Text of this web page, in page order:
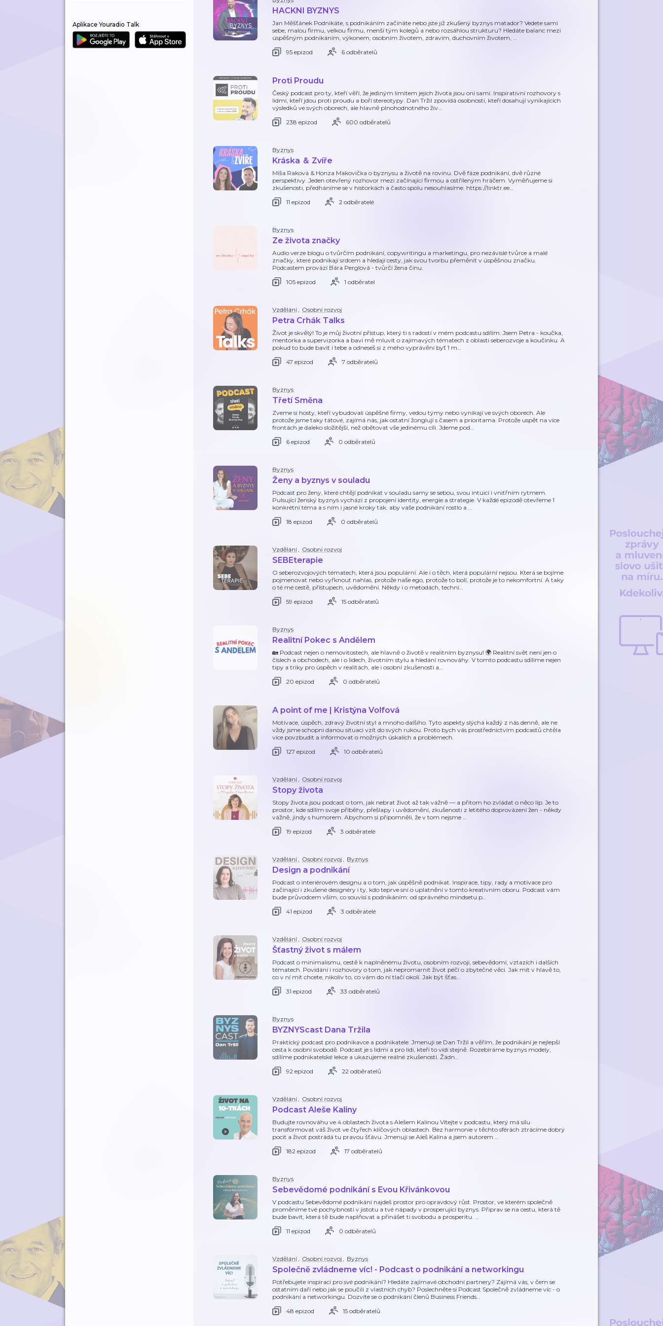
Aplikace Youradio Talk
HACKNI BYZNYS
Jan Měšťánek Podnikáte, s podnikáním začínáte nebo jste již zkušený byznys matador? Vedete sami
sebe, malou firmu, velkou firmu, menší tým kolegů a nebo rozsáhlou strukturu? Hledáte balanc mezi
úspěšným podnikáním, výkonem, osobním životem, zdravím, duchovním životem, …
95 epizod
6 odběratelů
Proti Proudu
Český podcast pro ty, kteří věří, že jediným limitem jejich života jsou oni sami. Inspirativní rozhovory s
lidmi, kteří jdou proti proudu a boří stereotypy. Dan Tržil zpovídá osobnosti, kteří dosahují vynikajících
výsledků ve svých oborech, ale hlavně plnohodnotného živ…
238 epizod
600 odběratelů
Byznys
Kráska ＆ Zvíře
Míša Raková & Honza Makovička o byznysu a životě na rovinu. Dvě fáze podnikání, dvě různé
perspektivy. Jeden otevřený rozhovor mezi začínající firmou a ostříleným hráčem. Vyměňujeme si
zkušenosti, předháníme se v historkách a často spolu nesouhlasíme. https://linktr.ee…
11 epizod
2 odběratelé
Byznys
Ze života značky
Audio verze blogu o tvůrčím podnikání, copywritingu a marketingu, pro nezávislé tvůrce a malé
značky, které podnikají srdcem a hledají cesty, jak svou tvorbu přeměnit v úspěšnou značku.
Podcastem provází Bára Perglová - tvůrčí žena činu.
105 epizod
1 odběratel
Vzdělání, Osobní rozvoj
Petra Crhák Talks
Život je skvělý! To je můj životní přístup, který ti s radostí v mém podcastu sdílím. Jsem Petra - koučka,
mentorka a supervizorka a baví mě mluvit o zajímavých tématech z oblasti seberozvoje a koučinku. A
pokud to bude bavit i tebe a odneseš si z mého vyprávění byť 1 m…
47 epizod
7 odběratelů
Byznys
Třetí Směna
Zveme si hosty, kteří vybudovali úspěšné firmy, vedou týmy nebo vynikají ve svých oborech. Ale
protože jsme taky tátové, zajímá nás, jak ostatní žonglují s časem a prioritama. Protože uspět na více
frontách je daleko složitější, než obětovat vše jedinému cíli. Jdeme pod…
6 epizod
0 odběratelů
Byznys
Ženy a byznys v souladu
Podcast pro ženy, které chtějí podnikat v souladu samy se sebou, svou intuicí i vnitřním rytmem.
Pulsující ženský byznys vychází z propojení identity, energie a strategie. V každé epizodě otevřeme 1
konkrétní téma a s ním i jasné kroky tak, aby vaše podnikání rostlo a …
18 epizod
0 odběratelů
Vzdělání, Osobní rozvoj
SEBEterapie
O seberozvojových tématech, která jsou populární. Ale i o těch, která populární nejsou. Která se bojíme
pojmenovat nebo vyřknout nahlas, protože naše ego, protože to bolí, protože je to nekomfortní. A taky
o té mé cestě, přístupech, uvědomění. Někdy i o metodách, techni…
59 epizod
15 odběratelů
Byznys
Realitní Pokec s Andělem
🏡 Podcast nejen o nemovitostech, ale hlavně o životě v realitním byznysu! 🌍 Realitní svět není jen o
číslech a obchodech, ale i o lidech, životním stylu a hledání rovnováhy. V tomto podcastu sdílíme nejen
tipy a triky pro úspěch v realitách, ale i osobní zkušenosti a…
20 epizod
0 odběratelů
A point of me | Kristýna Volfová
Motivace, úspěch, zdravý životní styl a mnoho dalšího. Tyto aspekty slýchá každý z nás denně, ale ne
vždy jsme schopni danou situaci vzít do svých rukou. Proto bych vás prostřednictvím podcastů chtěla
více povzbudit a informovat o možných úskalích a problémech.
127 epizod
10 odběratelů
Vzdělání, Osobní rozvoj
Stopy života
Stopy života jsou podcast o tom, jak nebrat život až tak vážně — a přitom ho zvládat o něco líp. Je to
prostor, kde sdílím svoje příběhy, přešlapy i uvědomění, zkušenosti z letitého doprovázení žen - někdy
vážně, jindy s humorem. Abychom si připomněli, že v tom nejsme …
19 epizod
3 odběratelé
Vzdělání, Osobní rozvoj , Byznys
Design a podnikání
Podcast o interiérovém designu a o tom, jak úspěšně podnikat. Inspirace, tipy, rady a motivace pro
začínající i zkušené designéry i ty, kdo teprve sní o uplatnění v tomto kreativním oboru. Podcast vám
bude průvodcem vším, co souvisí s podnikáním: od správného mindsetu p…
41 epizod
3 odběratelé
Vzdělání, Osobní rozvoj
Šťastný život s málem
Podcast o minimalismu, cestě k naplněnému životu, osobním rozvoji, sebevědomí, vztazích i dalších
tématech. Povídání i rozhovory o tom, jak nepromarnit život péčí o zbytečné věci. Jak mít v hlavě to,
co v ní mít chcete, nikoliv to, co vám do ní tlačí okolí. Jak být šťas…
31 epizod
33 odběratelů
Byznys
BYZNYScast Dana Tržila
Praktický podcast pro podnikavce a podnikatele. Jmenuji se Dan Tržil a věřím, že podnikání je nejlepší
cesta k osobní svobodě. Podcast je s lidmi a pro lidi, kteří to vidí stejně. Rozebíráme byznys modely,
sdílíme podnikatelské lekce a ukazujeme reálné zkušenosti. Žádn…
92 epizod
22 odběratelů
Vzdělání, Osobní rozvoj
Podcast Aleše Kaliny
Budujte rovnováhu ve 4 oblastech života s Alešem Kalinou Vítejte v podcastu, který má sílu
transformovat váš život ve čtyřech klíčových oblastech. Bez harmonie v těchto sférách ztrácíme dobrý
pocit a život postrádá tu pravou šťávu. Jmenuji se Aleš Kalina a jsem autorem …
182 epizod
17 odběratelů
Byznys
Sebevědomé podnikání s Evou Křivánkovou
V podcastu Sebevědomé podnikání najdeš prostor pro opravdový růst. Prostor, ve kterém společně
proměníme tvé pochybnosti v jistotu a tvé nápady v prosperující byznys. Připrav se na cestu, která tě
bude bavit, která tě bude naplňovat a přinášet ti svobodu a prosperitu. …
11 epizod
0 odběratelů
Vzdělání, Osobní rozvoj , Byznys
Společně zvládneme víc! - Podcast o podnikání a networkingu
Potřebujete inspiraci pro své podnikání? Hledáte zajímavé obchodní partnery? Zajímá vás, v čem se
ostatním daří nebo jak se poučili z vlastních chyb? Poslechněte si Podcast Společně zvládneme víc - o
podnikání a networkingu. Dozvíte se o podnikání členů Business Friends…
48 epizod
15 odběratelů